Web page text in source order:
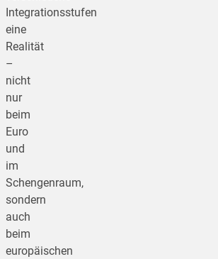
Integrationsstufen
eine
Realität
–
nicht
nur
beim
Euro
und
im
Schengenraum,
sondern
auch
beim
europäischen